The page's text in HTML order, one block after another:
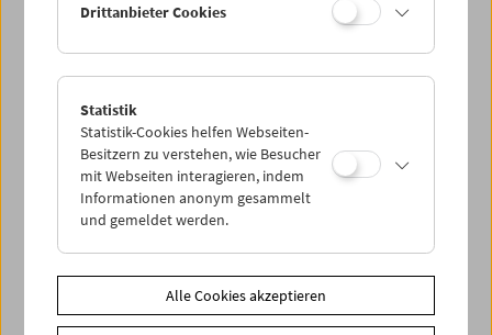
Drittanbieter Cookies
Statistik
Statistik-Cookies helfen Webseiten-
Besitzern zu verstehen, wie Besucher
mit Webseiten interagieren, indem
Informationen anonym gesammelt
und gemeldet werden.
Alle Cookies akzeptieren